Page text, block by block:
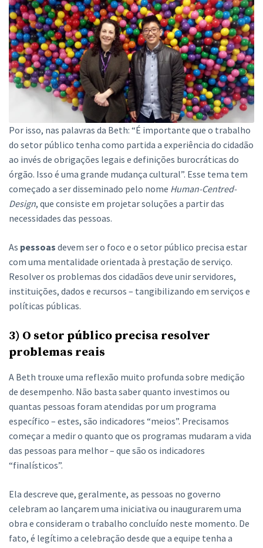
Por isso, nas palavras da Beth: “É importante que o trabalho
do setor público tenha como partida a experiência do cidadão
ao invés de obrigações legais e definições burocráticas do
órgão. Isso é uma grande mudança cultural”. Esse tema tem
começado a ser disseminado pelo nome Human-Centred-
Design, que consiste em projetar soluções a partir das
necessidades das pessoas.
As pessoas devem ser o foco e o setor público precisa estar
com uma mentalidade orientada à prestação de serviço.
Resolver os problemas dos cidadãos deve unir servidores,
instituições, dados e recursos – tangibilizando em serviços e
políticas públicas.
3) O setor público precisa resolver
problemas reais
A Beth trouxe uma reflexão muito profunda sobre medição
de desempenho. Não basta saber quanto investimos ou
quantas pessoas foram atendidas por um programa
específico – estes, são indicadores “meios”. Precisamos
começar a medir o quanto que os programas mudaram a vida
das pessoas para melhor – que são os indicadores
“finalísticos”.
Ela descreve que, geralmente, as pessoas no governo
celebram ao lançarem uma iniciativa ou inaugurarem uma
obra e consideram o trabalho concluído neste momento. De
fato, é legítimo a celebração desde que a equipe tenha a